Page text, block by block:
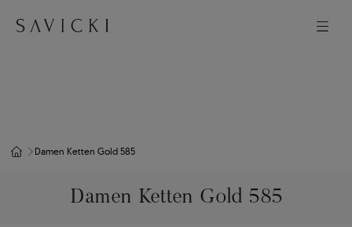
Damen Ketten Gold 585
Damen Ketten Gold 585